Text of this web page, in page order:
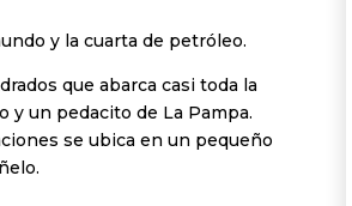
y la cuarta de petróleo.
que abarca casi toda la
y un pedacito de La Pampa.
se ubica en un pequeño